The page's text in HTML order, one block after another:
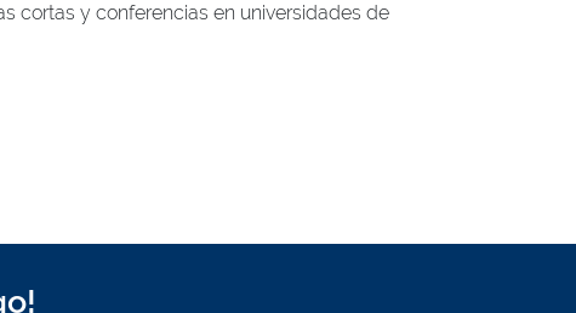
cortas y conferencias en universidades de